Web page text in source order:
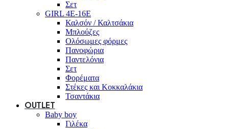
Σετ
GIRL 4Ε-16Ε
Καλσόν / Καλτσάκια
Μπλούζες
Ολόσωμες φόρμες
Πανοφώρια
Παντελόνια
Σετ
Φορέματα
Στέκες και Κοκκαλάκια
Τσαντάκια
OUTLET
Baby boy
Γιλέκα